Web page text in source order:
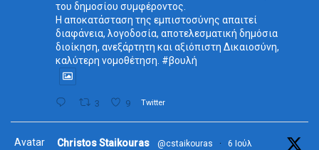
του δημοσίου συμφέροντος.
Η αποκατάσταση της εμπιστοσύνης απαιτεί
διαφάνεια, λογοδοσία, αποτελεσματική δημόσια
διοίκηση, ανεξάρτητη και αξιόπιστη Δικαιοσύνη,
καλύτερη νομοθέτηση. #βουλή
3 9 Twitter
Avatar Christos Staikouras @cstaikouras · 6 Ιούλ